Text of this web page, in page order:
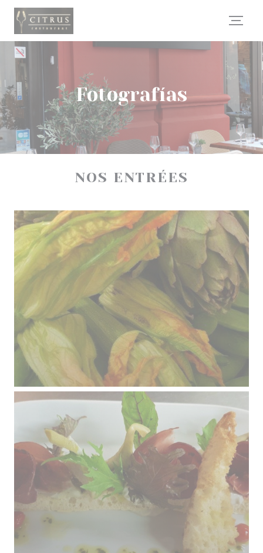
Personalización de sus opciones de cookies
Fotografías
NOS ENTRÉES